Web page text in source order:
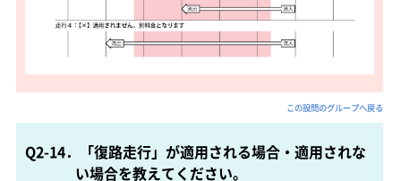
この設問のグループへ戻る
Q2-14．「復路走行」が適用される場合・適用されな
い場合を教えてください。